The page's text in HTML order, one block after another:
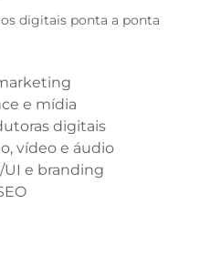
digitais ponta a ponta
e mídia
digitais
vídeo e áudio
UI e branding